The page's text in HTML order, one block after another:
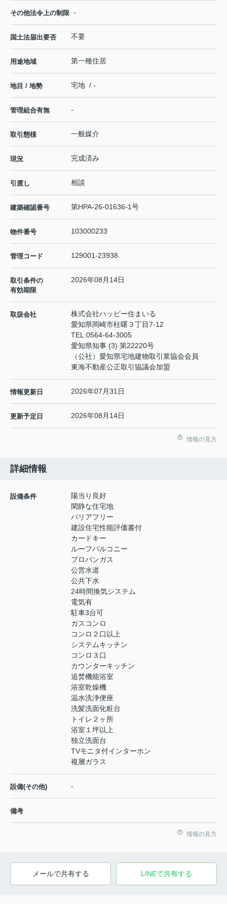
その他法令上の制限 -
国土法届出要否 不要
用途地域 第一種住居
地目 / 地勢 宅地 / -
管理組合有無 -
取引態様 一般媒介
現況 完成済み
引渡し 相談
建築確認番号 第HPA-26-01636-1号
物件番号 103000233
管理コード 129001-23938
取引条件の
有効期限
2026年08月14日
取扱会社
株式会社ハッピー住まいる
愛知県岡崎市柱曙３丁目7-12
TEL:0564-64-3005
愛知県知事 (3) 第22220号
（公社）愛知県宅地建物取引業協会会員
東海不動産公正取引協議会加盟
情報更新日 2026年07月31日
更新予定日 2026年08月14日
情報の見方
詳細情報
設備条件
陽当り良好
閑静な住宅地
バリアフリー
建設住宅性能評価書付
カードキー
ルーフバルコニー
プロパンガス
公営水道
公共下水
24時間換気システム
電気有
駐車3台可
ガスコンロ
コンロ２口以上
システムキッチン
コンロ３口
カウンターキッチン
追焚機能浴室
浴室乾燥機
温水洗浄便座
洗髪洗面化粧台
トイレ２ヶ所
浴室１坪以上
独立洗面台
TVモニタ付インターホン
複層ガラス
設備(その他) -
備考
情報の見方
メールで共有する LINEで共有する